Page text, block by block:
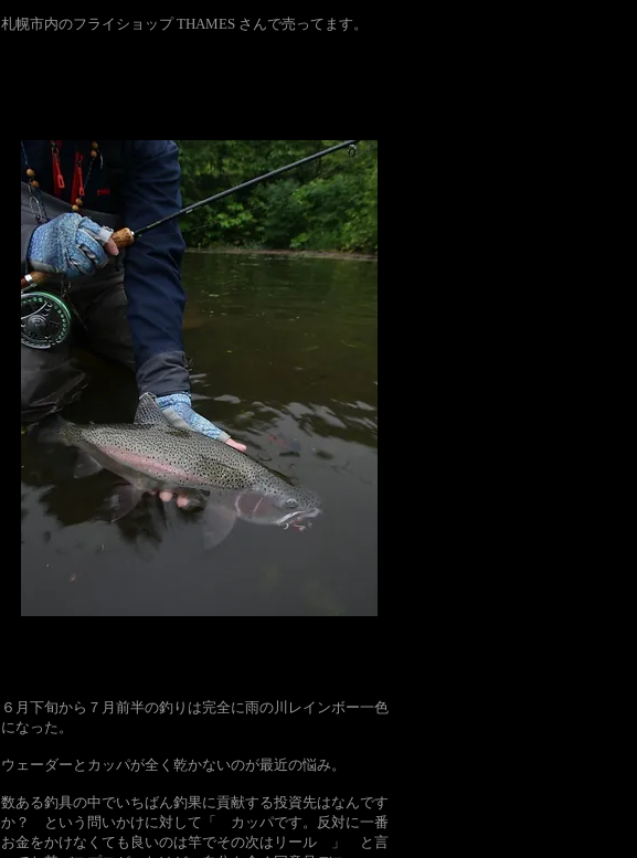
札幌市内のフライショップ THAMES さんで売ってます。
​６月下旬から７月前半の釣りは完全に雨の川レインボー一色
になった。
ウェーダーとカッパが全く乾かないのが最近の悩み。
数ある釣具の中でいちばん釣果に貢献する投資先はなんです
か？ という問いかけに対して「 カッパです。反対に一番
お金をかけなくても良いのは竿でその次はリール 」 と言